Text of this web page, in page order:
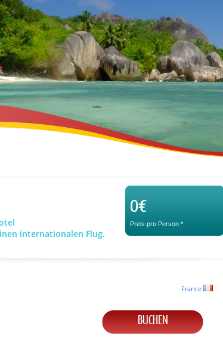
internationalen Flug.
0€
Preis pro Person *
France
BUCHEN